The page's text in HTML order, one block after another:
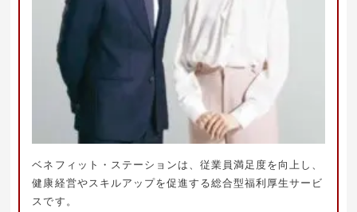
ベネフィット・ステーションは、従業員満足度を向上し、
健康経営やスキルアップを促進する総合型福利厚生サービ
スです。